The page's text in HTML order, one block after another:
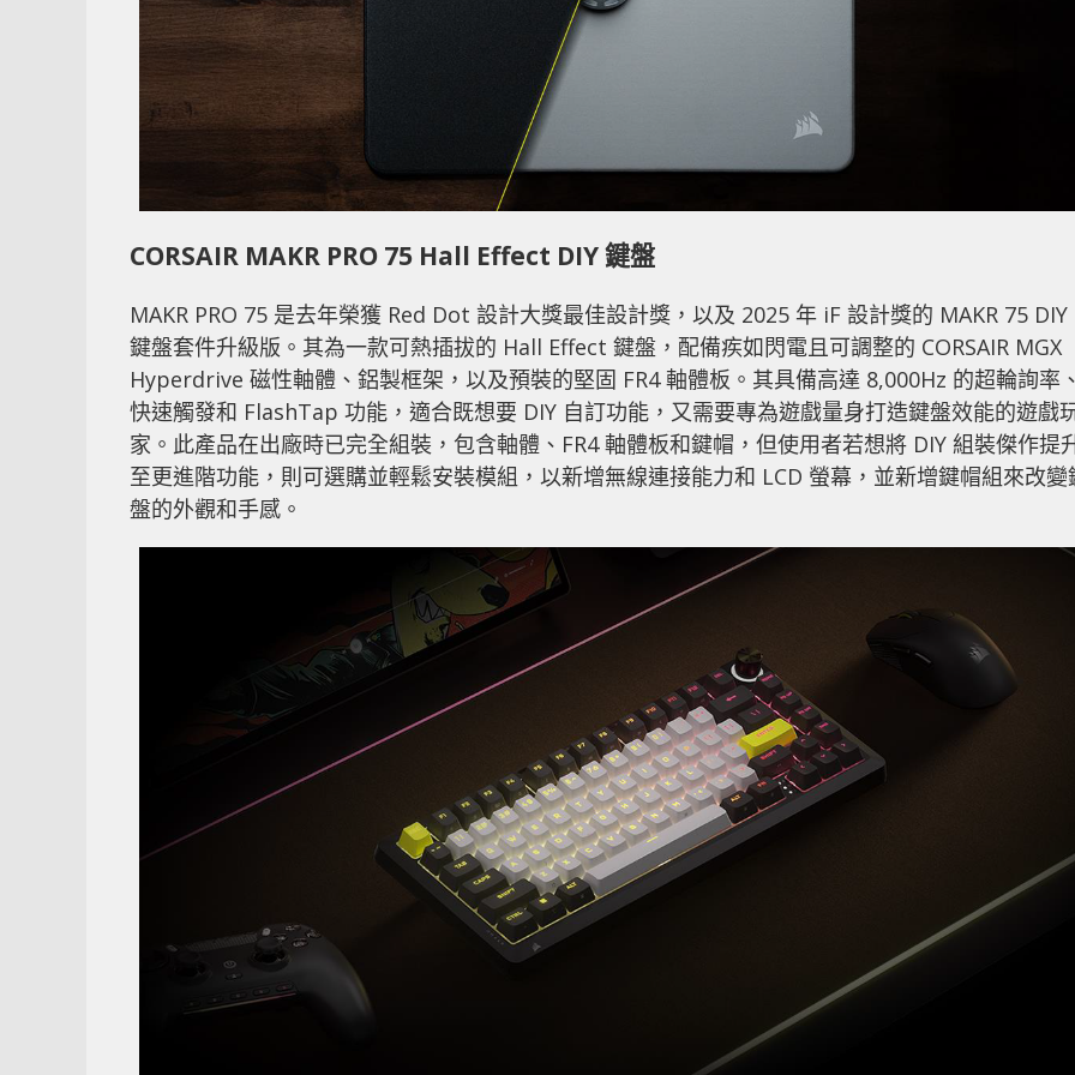
CORSAIR MAKR PRO 75 Hall Effect DIY 鍵盤
MAKR PRO 75 是去年榮獲 Red Dot 設計大獎最佳設計獎，以及 2025 年 iF 設計獎的 MAKR 75 DIY
鍵盤套件升級版。其為一款可熱插拔的 Hall Effect 鍵盤，配備疾如閃電且可調整的 CORSAIR MGX
Hyperdrive 磁性軸體、鋁製框架，以及預裝的堅固 FR4 軸體板。其具備高達 8,000Hz 的超輪詢率、
快速觸發和 FlashTap 功能，適合既想要 DIY 自訂功能，又需要專為遊戲量身打造鍵盤效能的遊戲
家。此產品在出廠時已完全組裝，包含軸體、FR4 軸體板和鍵帽，但使用者若想將 DIY 組裝傑作提
至更進階功能，則可選購並輕鬆安裝模組，以新增無線連接能力和 LCD 螢幕，並新增鍵帽組來改變
盤的外觀和手感。